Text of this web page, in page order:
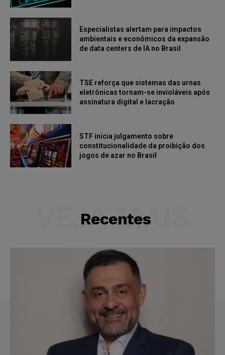
Especialistas alertam para impactos
ambientais e econômicos da expansão
de data centers de IA no Brasil
TSE reforça que sistemas das urnas
eletrônicas tornam-se invioláveis após
assinatura digital e lacração
STF inicia julgamento sobre
constitucionalidade da proibição dos
jogos de azar no Brasil
Recentes
VEJA MAIS